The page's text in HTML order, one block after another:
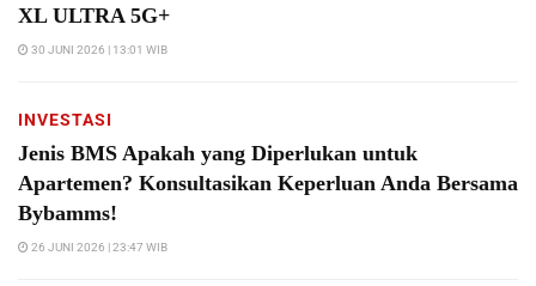
XL ULTRA 5G+
30 JUNI 2026 | 13:01 WIB
INVESTASI
Jenis BMS Apakah yang Diperlukan untuk
Apartemen? Konsultasikan Keperluan Anda Bersama
Bybamms!
26 JUNI 2026 | 23:47 WIB